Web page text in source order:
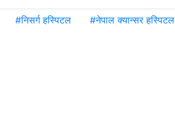
#निसर्ग हस्पिटल #नेपाल क्यान्सर हस्पिटल